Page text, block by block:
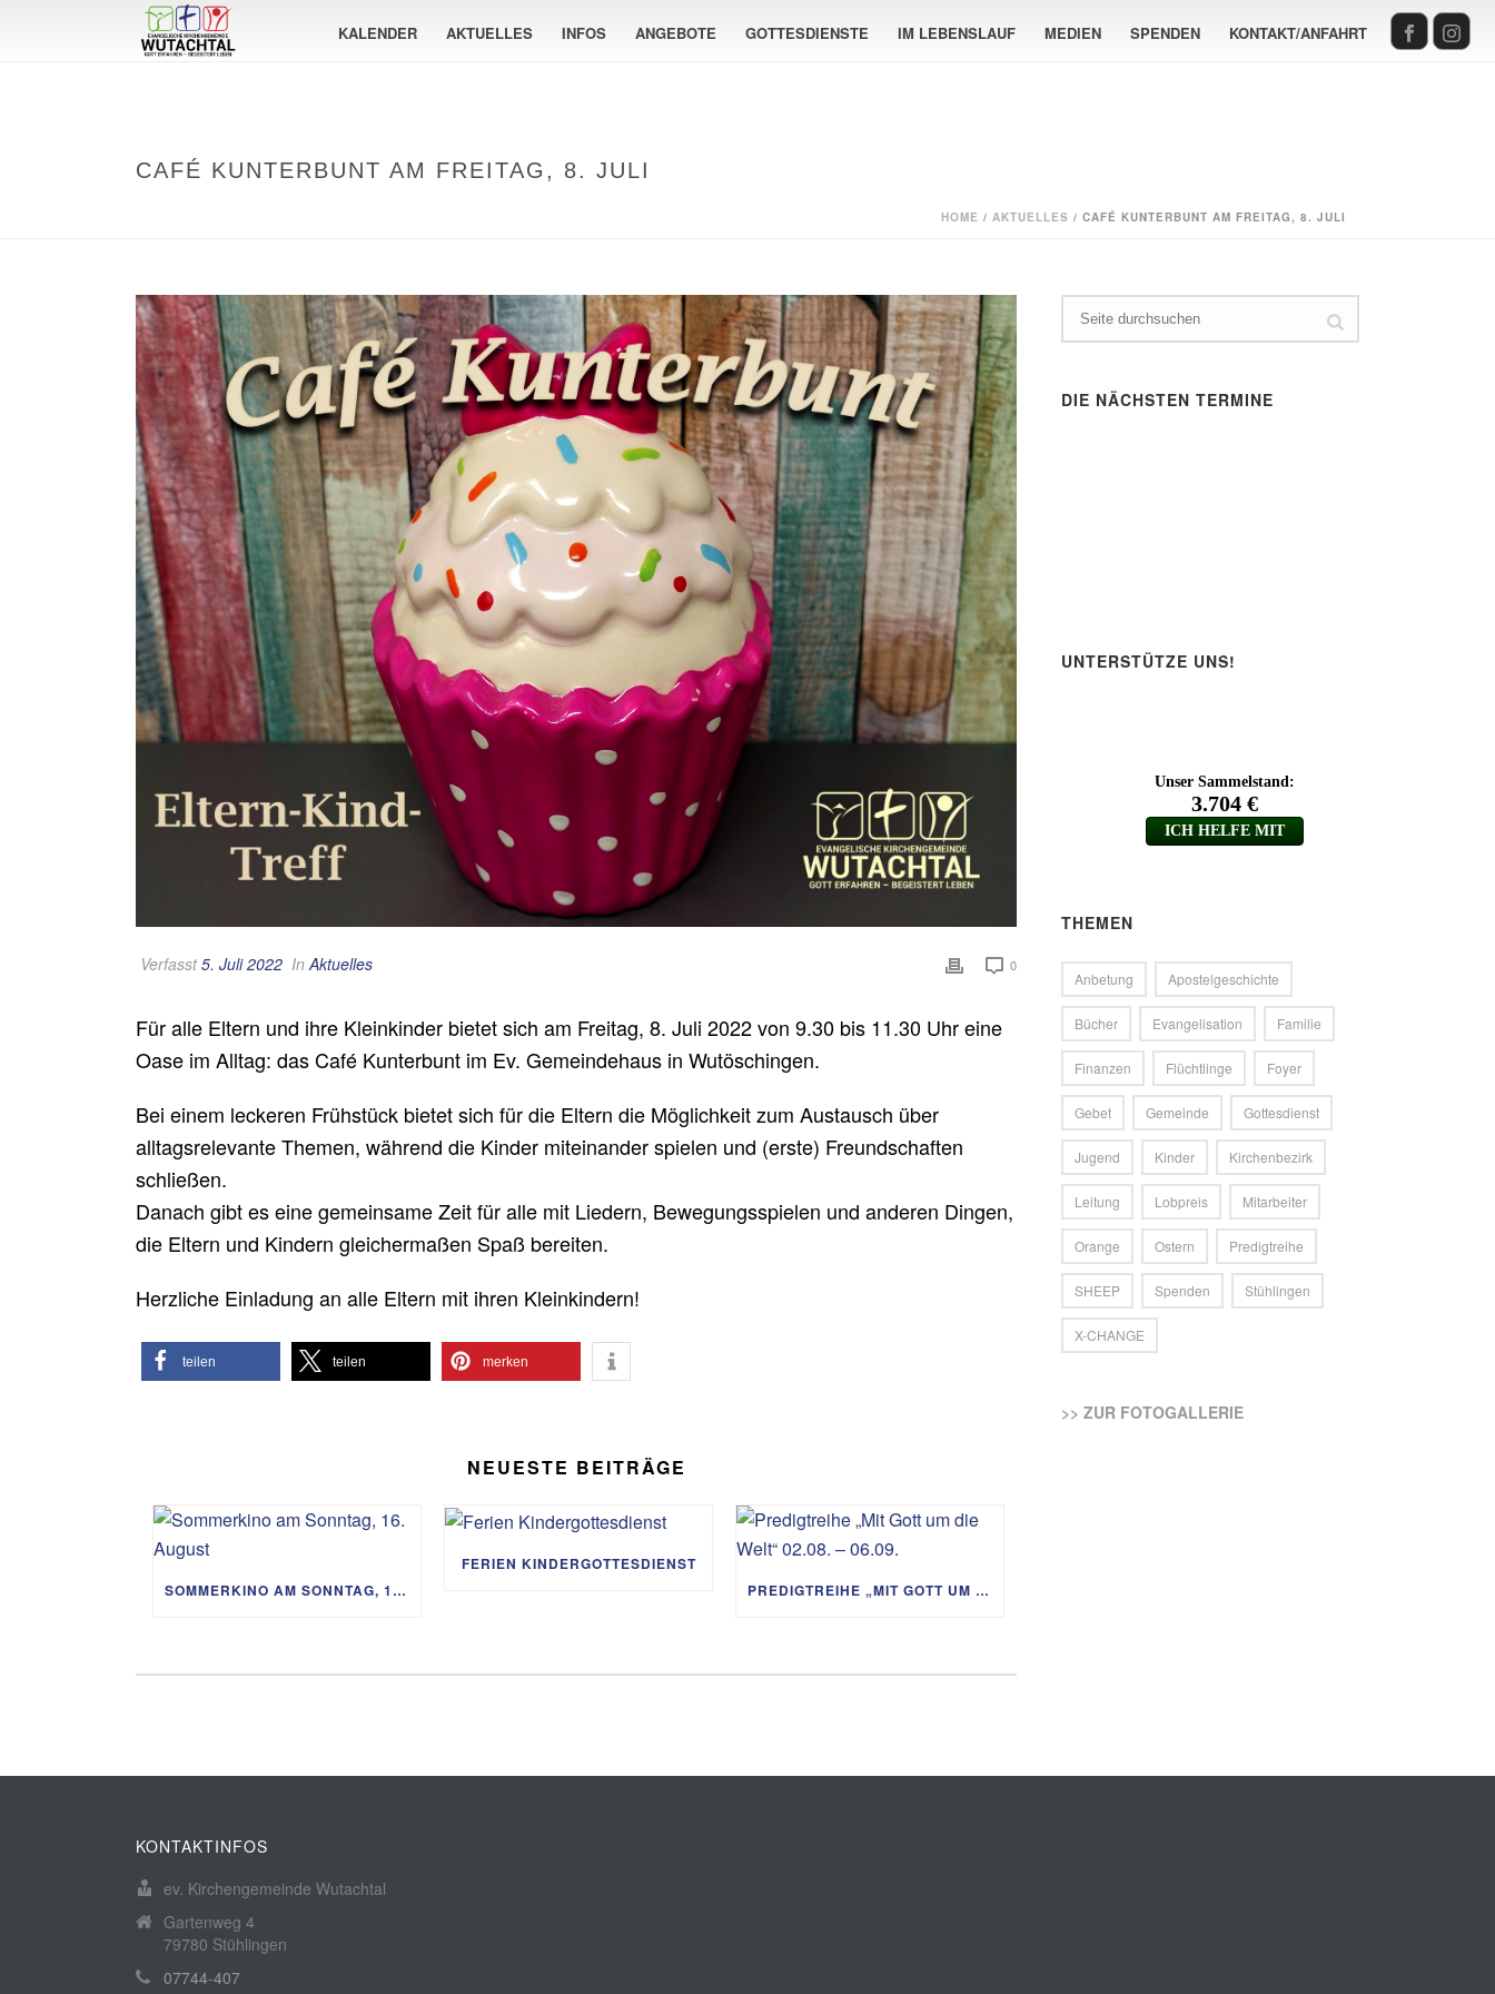
KALENDER AKTUELLES INFOS ANGEBOTE GOTTESDIENSTE IM LEBENSLAUF MEDIEN SPENDEN KONTAKT/ANFAHRT
CAFÉ KUNTERBUNT AM FREITAG, 8. JULI
HOME / AKTUELLES / CAFÉ KUNTERBUNT AM FREITAG, 8. JULI
Verfasst5. Juli 2022 InAktuelles 0
Für alle Eltern und ihre Kleinkinder bietet sich am Freitag, 8. Juli 2022 von 9.30 bis 11.30 Uhr eine
Oase im Alltag: das Café Kunterbunt im Ev. Gemeindehaus in Wutöschingen.
Bei einem leckeren Frühstück bietet sich für die Eltern die Möglichkeit zum Austausch über
alltagsrelevante Themen, während die Kinder miteinander spielen und (erste) Freundschaften
schließen.
Danach gibt es eine gemeinsame Zeit für alle mit Liedern, Bewegungsspielen und anderen Dingen,
die Eltern und Kindern gleichermaßen Spaß bereiten.
Herzliche Einladung an alle Eltern mit ihren Kleinkindern!
teilen teilen merken
NEUESTE BEITRÄGE
SOMMERKINO AM SONNTAG, 16. AUGUST
FERIEN KINDERGOTTESDIENST
PREDIGTREIHE „MIT GOTT UM DIE WELT“ 02.08. – 06.09.
DIE NÄCHSTEN TERMINE
UNTERSTÜTZE UNS!
THEMEN
Anbetung Apostelgeschichte
Bücher Evangelisation Familie
Finanzen Flüchtlinge Foyer
Gebet Gemeinde Gottesdienst
Jugend Kinder Kirchenbezirk
Leitung Lobpreis Mitarbeiter
Orange Ostern Predigtreihe
SHEEP Spenden Stühlingen
X-CHANGE
>> ZUR FOTOGALLERIE
KONTAKTINFOS
ev. Kirchengemeinde Wutachtal
Gartenweg 4
79780 Stühlingen
07744-407